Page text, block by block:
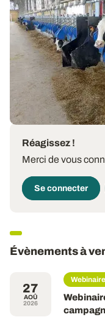
Alimentation
les bovins ?
Les proportions de
fourrage déterminent
07 DÉC. 2017
Réagissez !
Merci de vous
Se connecter
Évènements à
27
AOÛ
2026